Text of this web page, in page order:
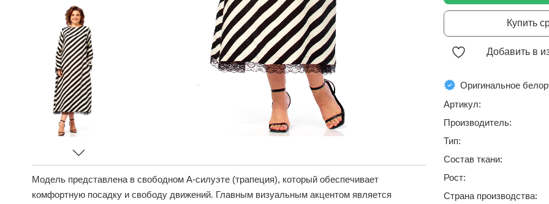
Модель представлена в свободном А-силуэте (трапеция), который обеспечивает
комфортную посадку и свободу движений. Главным визуальным акцентом является
Купить
Добавить в
Оригинальное
Артикул:
Производитель:
Тип:
Состав ткани:
Рост:
Страна производства: